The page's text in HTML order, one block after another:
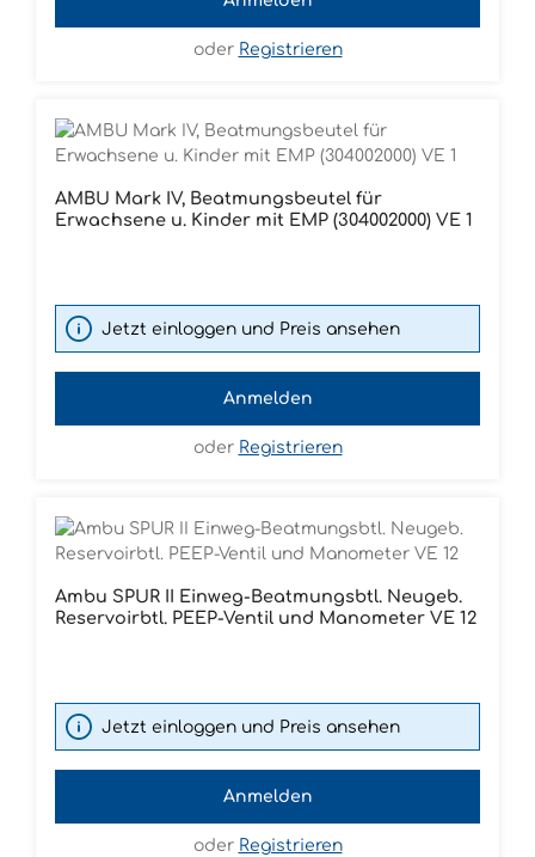
oder Registrieren
AMBU Mark IV, Beatmungsbeutel für
Erwachsene u. Kinder mit EMP (304002000) VE 1
Jetzt einloggen und Preis ansehen
Anmelden
oder Registrieren
Ambu SPUR II Einweg-Beatmungsbtl. Neugeb.
Reservoirbtl. PEEP-Ventil und Manometer VE 12
Jetzt einloggen und Preis ansehen
Anmelden
oder Registrieren